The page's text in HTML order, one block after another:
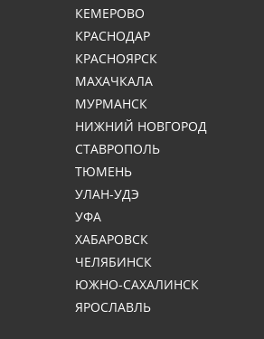
КЕМЕРОВО
КРАСНОДАР
КРАСНОЯРСК
МАХАЧКАЛА
МУРМАНСК
НИЖНИЙ НОВГОРОД
СТАВРОПОЛЬ
ТЮМЕНЬ
УЛАН-УДЭ
УФА
ХАБАРОВСК
ЧЕЛЯБИНСК
ЮЖНО-САХАЛИНСК
ЯРОСЛАВЛЬ